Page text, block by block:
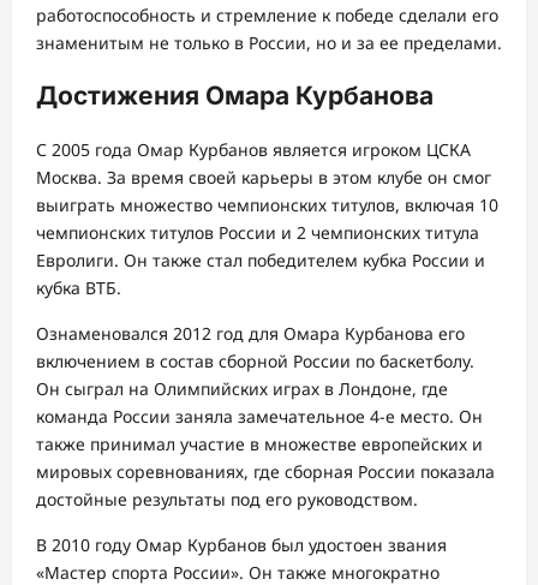
работоспособность и стремление к победе сделали его
знаменитым не только в России, но и за ее пределами.
Достижения Омара Курбанова
С 2005 года Омар Курбанов является игроком ЦСКА
Москва. За время своей карьеры в этом клубе он смог
выиграть множество чемпионских титулов, включая 10
чемпионских титулов России и 2 чемпионских титула
Евролиги. Он также стал победителем кубка России и
кубка ВТБ.
Ознаменовался 2012 год для Омара Курбанова его
включением в состав сборной России по баскетболу.
Он сыграл на Олимпийских играх в Лондоне, где
команда России заняла замечательное 4-е место. Он
также принимал участие в множестве европейских и
мировых соревнованиях, где сборная России показала
достойные результаты под его руководством.
В 2010 году Омар Курбанов был удостоен звания
«Мастер спорта России». Он также многократно